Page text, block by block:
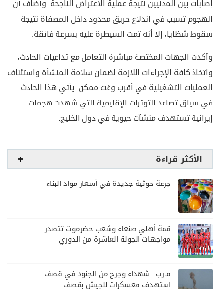
إصابات بين المدنيين نتيجة عملية الاعتراض الناجحة. وأضاف أن
الهجوم تسبب في اندلاع حريق محدود داخل المصفاة نتيجة
سقوط شظايا، إلا أنه تمت السيطرة عليه بسرعة فائقة.
وأكدت الجهات المختصة مباشرة التعامل مع تداعيات الحادث،
واتخاذ كافة الإجراءات اللازمة لضمان سلامة المنشأة واستئناف
العمليات التشغيلية في أقرب وقت ممكن. يأتي هذا الحادث
في سياق تصاعد التوترات الإقليمية التي شهدت هجمات
إيرانية تستهدف منشآت حيوية في دول الخليج.
الأكثر قراءة
جرعة حوثية جديدة في أسعار مواد البناء
قمة أهلي صنعاء وشعب حضرموت تتصدر
مواجهات الجولة العاشرة من الدوري
مارب.. شهداء وجرح من الجنود في قصف
استهدف معسكرات للجيش بقصف